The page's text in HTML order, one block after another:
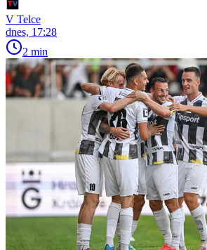
V Telce
dnes, 17:28
2 min